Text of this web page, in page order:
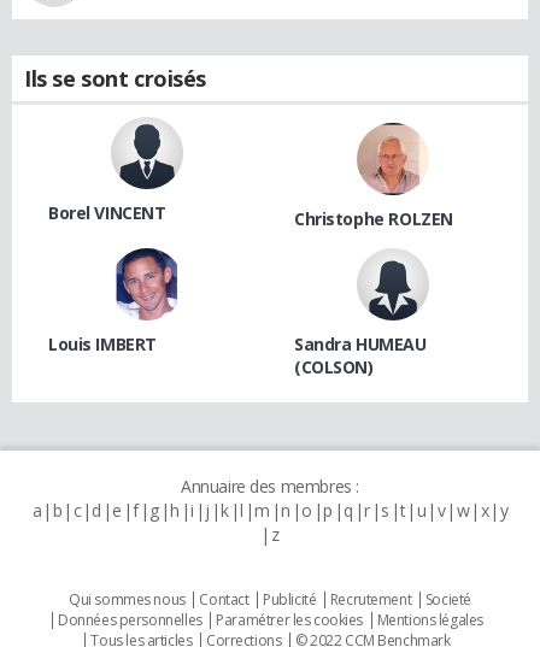
Ils se sont croisés
Borel VINCENT Christophe ROLZEN
Louis IMBERT
Sandra HUMEAU
(COLSON)
Annuaire des membres :
a b c d e f g h i j k l m n o p q r s t u v w x y
z
Qui sommes nous Contact Publicité Recrutement
Societé
Données personnelles
Paramétrer les cookies
Mentions légales
Tous les articles
Corrections © 2022 CCM Benchmark